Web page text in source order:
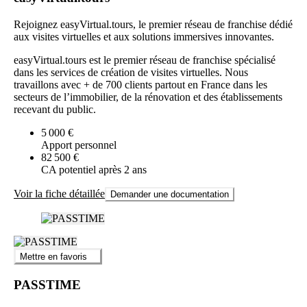
à s’investir dans la communication de demain.
Rejoignez easyVirtual.tours, le premier réseau de franchise dédié
aux visites virtuelles et aux solutions immersives innovantes.
easyVirtual.tours est le premier réseau de franchise spécialisé
dans les services de création de visites virtuelles. Nous
travaillons avec + de 700 clients partout en France dans les
secteurs de l’immobilier, de la rénovation et des établissements
recevant du public.
5 000 €
Apport personnel
82 500 €
CA potentiel après 2 ans
Voir la fiche détaillée Demander une documentation
Mettre en favoris
PASSTIME